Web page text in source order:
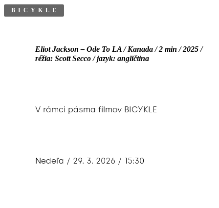
BICYKLE
Eliot Jackson – Ode To LA / Kanada / 2 min / 2025 /
réžia: Scott Secco / jazyk: angličtina
V rámci pásma filmov BICYKLE
Nedeľa / 29. 3. 2026 / 15:30